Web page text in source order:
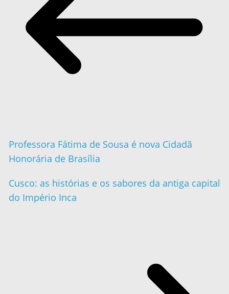
Professora Fátima de Sousa é nova Cidadã
Honorária de Brasília
Cusco: as histórias e os sabores da antiga capital
do Império Inca